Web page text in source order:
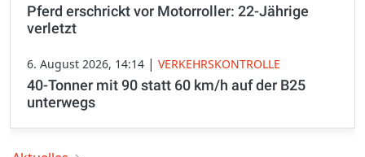
Pferd erschrickt vor Motorroller: 22-Jährige
verletzt
6. August 2026, 14:14 | VERKEHRSKONTROLLE
40-Tonner mit 90 statt 60 km/h auf der B25
unterwegs